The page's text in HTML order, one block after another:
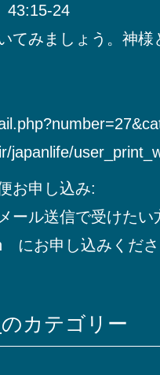
てみましょう。神
japanlife/
お申し込み:
ール送信で受けたい
にお申し込みくだ
のカテゴリー